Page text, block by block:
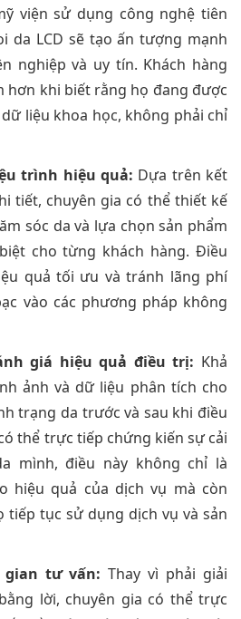
viện sử dụng công nghệ tiên
da LCD sẽ tạo ấn tượng mạnh
nghiệp và uy tín. Khách hàng
hơn khi biết rằng họ đang được
liệu khoa học, không phải chỉ
trình hiệu quả: Dựa trên kết
tiết, chuyên gia có thể thiết kế
sóc da và lựa chọn sản phẩm
cho từng khách hàng. Điều
quả tối ưu và tránh lãng phí
vào các phương pháp không
giá hiệu quả điều trị: Khả
ảnh và dữ liệu phân tích cho
trạng da trước và sau khi điều
thể trực tiếp chứng kiến sự cải
mình, điều này không chỉ là
hiệu quả của dịch vụ mà còn
tiếp tục sử dụng dịch vụ và sản
tư vấn: Thay vì phải giải
lời, chuyên gia có thể trực